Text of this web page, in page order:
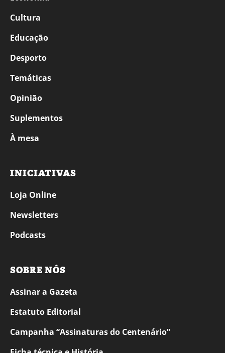
Cultura
Educação
Desporto
Temáticas
Opinião
Suplementos
À mesa
INICIATIVAS
Loja Online
Newsletters
Podcasts
SOBRE NÓS
Assinar a Gazeta
Estatuto Editorial
Campanha “Assinaturas do Centenário”